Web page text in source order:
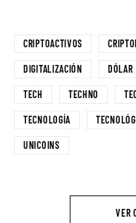
CRIPTOACTIVOS
DIGITALIZACIÓN DÓLAR
TECH TECHNO
TECNOLOGÍA
UNICOINS
VER